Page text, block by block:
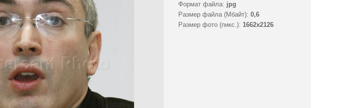
Формат файла: jpg
Размер файла (Мбайт): 0,6
Размер фото (пикс.): 1662x2126